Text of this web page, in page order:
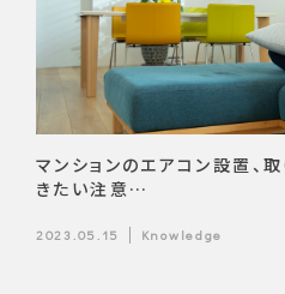
マンションのエアコン設置、
きたい注意…
2023.05.15 Knowledge